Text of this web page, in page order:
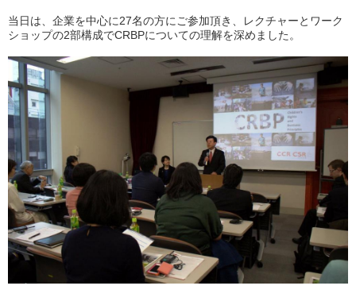
当日は、企業を中心に27名の方にご参加頂き、レクチャーとワーク
ショップの2部構成でCRBPについての理解を深めました。